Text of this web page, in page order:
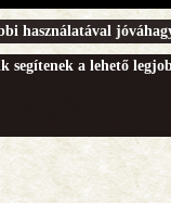
használatával
segítenek a lehető